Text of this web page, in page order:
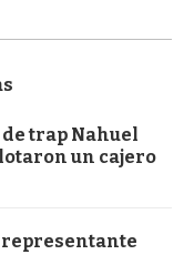
trap Nahuel
un cajero
representante